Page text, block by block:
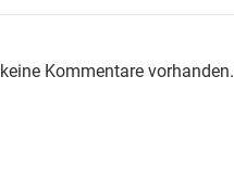
Kommentare vorhanden.